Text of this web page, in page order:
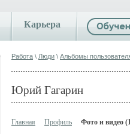
Карьера
Работа \ Люди \ Альбомы
Юрий Гагарин
Главная Профиль Фото и видео